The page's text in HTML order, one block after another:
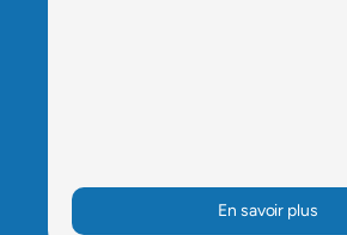
En savoir plus